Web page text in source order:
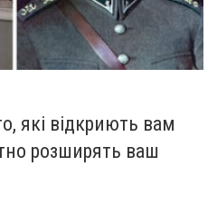
які відкриють вам
розширять ваш